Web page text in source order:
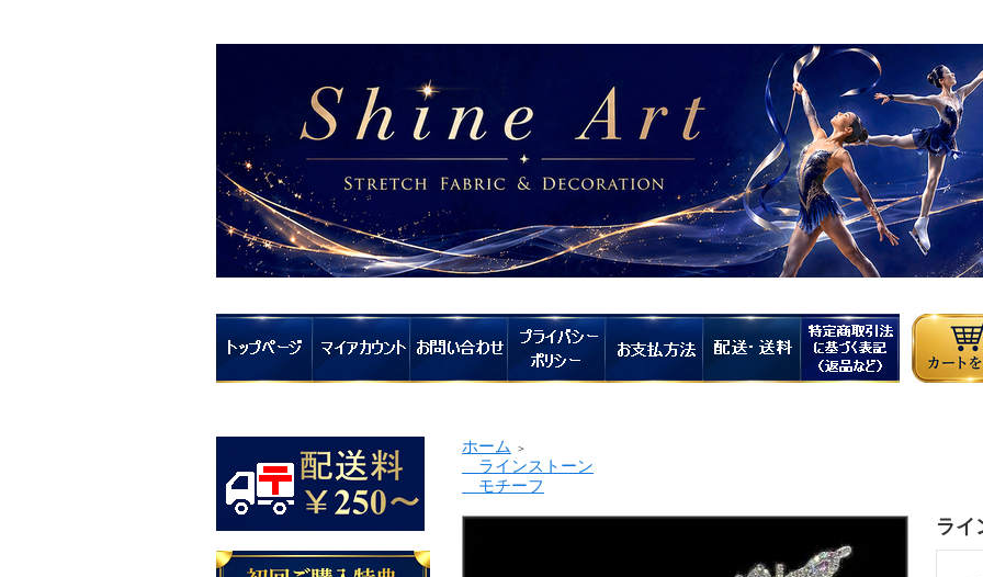
ホーム ＞
ラインストーン
モチーフ
ライ